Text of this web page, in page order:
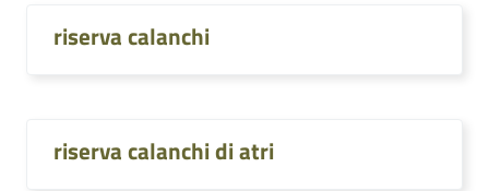
riserva calanchi
riserva calanchi di atri